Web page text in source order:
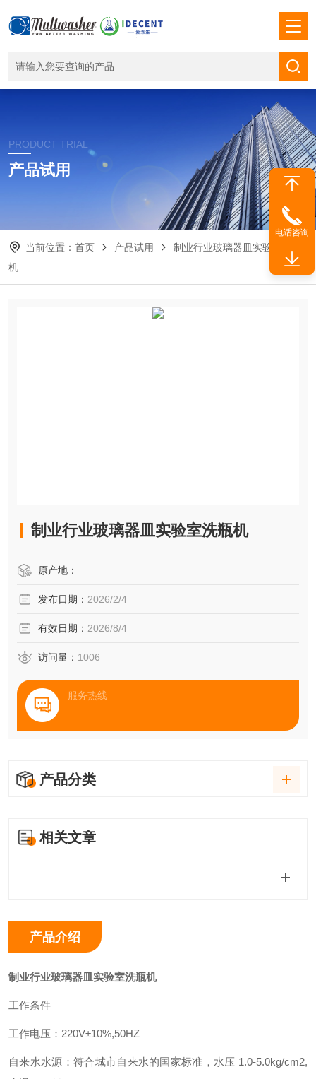
PRODUCT TRIAL
产品试用
当前位置： 首页 产品试用
制业行业玻璃器皿实验室洗瓶
机
制业行业玻璃器皿实验室洗瓶机
原产地：
发布日期： 2026/2/4
有效日期： 2026/8/4
访问量： 1006
服务热线
产品分类
相关文章
产品介绍
制业行业玻璃器皿实验室洗瓶机
工作条件
工作电压：220V±10%,50HZ
自来水水源：符合城市自来水的国家标准，水压 1.0-5.0kg/cm2,
电话咨询